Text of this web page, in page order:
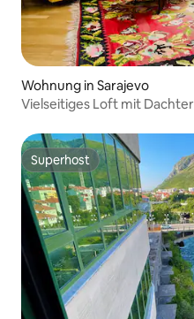
Wohnung in Sarajevo
Vielseitiges Loft mit
Superhost
Superhost